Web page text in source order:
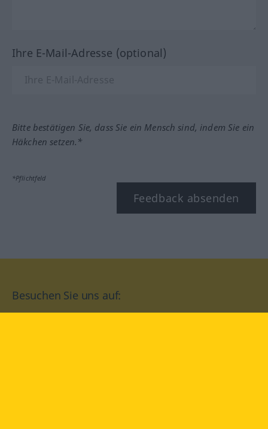
Ihre E-Mail-Adresse (optional)
Bitte bestätigen Sie, dass Sie ein Mensch sind, indem Sie ein
Häkchen setzen.*
*Pflichtfeld
Feedback absenden
Besuchen Sie uns auf: